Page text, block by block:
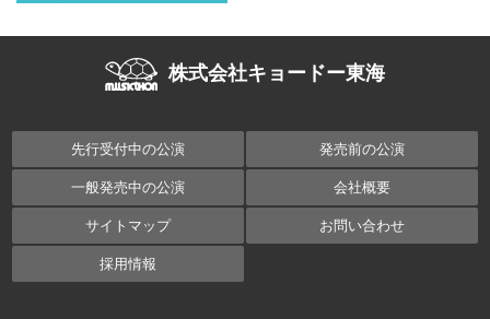
株式会社キョードー東海
先行受付中の公演 発売前の公演
一般発売中の公演 会社概要
サイトマップ お問い合わせ
採用情報